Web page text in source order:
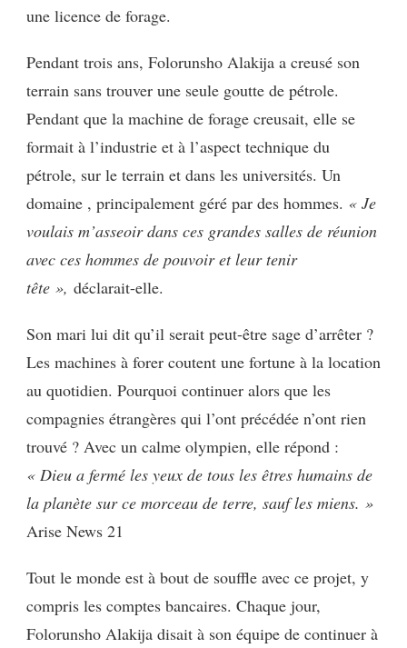
une licence de forage.
Pendant trois ans, Folorunsho Alakija a creusé son
terrain sans trouver une seule goutte de pétrole.
Pendant que la machine de forage creusait, elle se
formait à l’industrie et à l’aspect technique du
pétrole, sur le terrain et dans les universités. Un
domaine , principalement géré par des hommes. « Je
voulais m’asseoir dans ces grandes salles de réunion
avec ces hommes de pouvoir et leur tenir
tête », déclarait-elle.
Son mari lui dit qu’il serait peut-être sage d’arrêter ?
Les machines à forer coutent une fortune à la location
au quotidien. Pourquoi continuer alors que les
compagnies étrangères qui l’ont précédée n’ont rien
trouvé ? Avec un calme olympien, elle répond :
« Dieu a fermé les yeux de tous les êtres humains de
la planète sur ce morceau de terre, sauf les miens. »
Arise News 21
Tout le monde est à bout de souffle avec ce projet, y
compris les comptes bancaires. Chaque jour,
Folorunsho Alakija disait à son équipe de continuer à